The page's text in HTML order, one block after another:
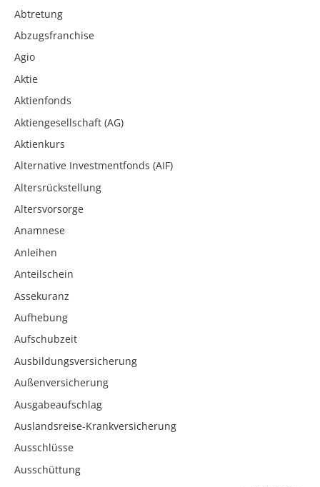
Abtretung
Abzugsfranchise
Agio
Aktie
Aktienfonds
Aktiengesellschaft (AG)
Aktienkurs
Alternative Investmentfonds (AIF)
Altersrückstellung
Altersvorsorge
Anamnese
Anleihen
Anteilschein
Assekuranz
Aufhebung
Aufschubzeit
Ausbildungsversicherung
Außenversicherung
Ausgabeaufschlag
Auslandsreise-Krankversicherung
Ausschlüsse
Ausschüttung